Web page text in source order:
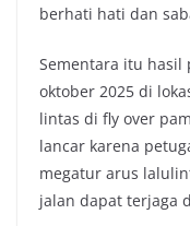
berhati hati dan
Sementara itu hasil
oktober 2025 di
lintas di fly over
lancar karena
megatur arus
jalan dapat terjaga